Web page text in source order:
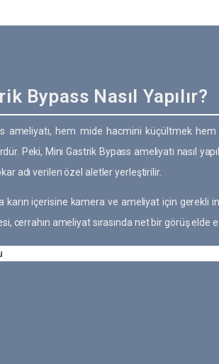
Bypass Nasıl Yapılır?
ameliyatı, hem mide hacmini küçültmek
Peki, Mini Gastrik Bypass ameliyatı nasıl
adı verilen özel aletler yerleştirilir.
karın içerisine kamera ve ameliyat için
cerrahın ameliyat sırasında net bir görüş elde